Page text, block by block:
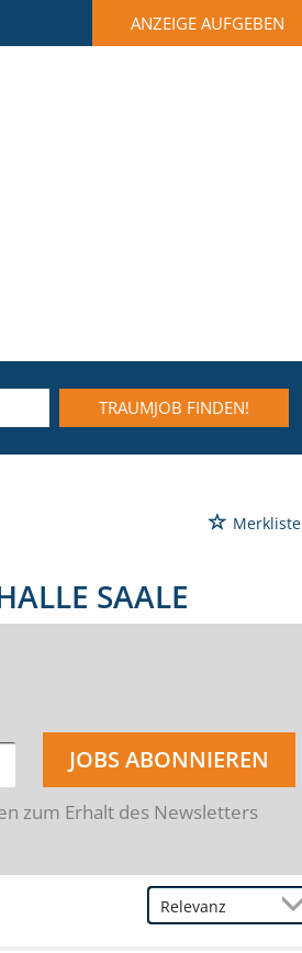
ANZEIGE AUFGEBEN
TRAUMJOB FINDEN!
Merkliste
SAALE
JOBS ABONNIEREN
zum Erhalt des Newsletters